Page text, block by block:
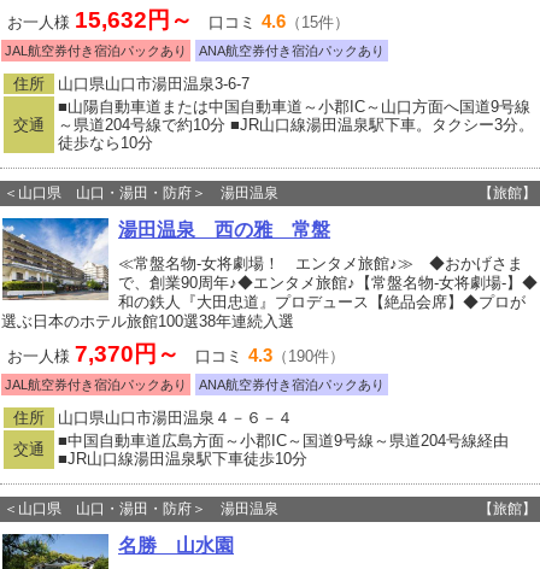
お一人様 15,632円～ 口コミ 4.6 （15件）
JAL航空券付き宿泊パックあり ANA航空券付き宿泊パックあり
住所 山口県山口市湯田温泉3-6-7
交通
■山陽自動車道または中国自動車道～小郡IC～山口方面へ国道9号線
～県道204号線で約10分 ■JR山口線湯田温泉駅下車。タクシー3分。
徒歩なら10分
＜山口県 山口・湯田・防府＞ 湯田温泉 【旅館】
湯田温泉 西の雅 常盤
≪常盤名物-女将劇場！ エンタメ旅館♪≫ ◆おかげさま
で、創業90周年♪◆エンタメ旅館♪【常盤名物-女将劇場-】◆
和の鉄人『大田忠道』プロデュース【絶品会席】◆プロが
選ぶ日本のホテル旅館100選38年連続入選
お一人様 7,370円～ 口コミ 4.3 （190件）
JAL航空券付き宿泊パックあり ANA航空券付き宿泊パックあり
住所
山口県山口市湯田温泉４－６－４
交通
■中国自動車道広島方面～小郡IC～国道9号線～県道204号線経由
■JR山口線湯田温泉駅下車徒歩10分
＜山口県 山口・湯田・防府＞ 湯田温泉 【旅館】
名勝 山水園